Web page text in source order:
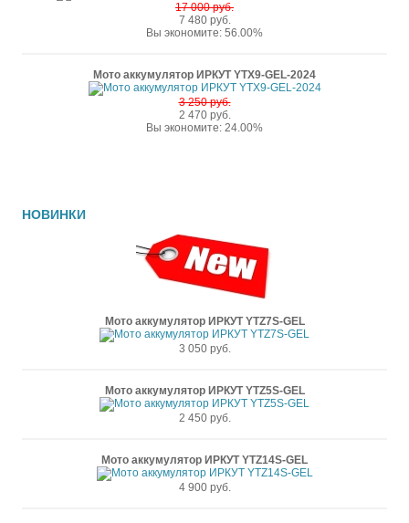
17 000 руб.
7 480 руб.
Вы экономите: 56.00%
Мото аккумулятор ИРКУТ YTX9-GEL-2024
3 250 руб.
2 470 руб.
Вы экономите: 24.00%
НОВИНКИ
Мото аккумулятор ИРКУТ YTZ7S-GEL
3 050 руб.
Мото аккумулятор ИРКУТ YTZ5S-GEL
2 450 руб.
Мото аккумулятор ИРКУТ YTZ14S-GEL
4 900 руб.